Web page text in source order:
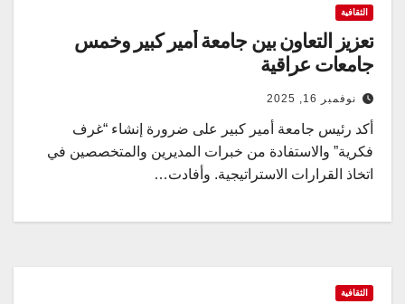
الثقافية
تعزيز التعاون بين جامعة أمير كبير وخمس
جامعات عراقية
نوفمبر 16, 2025
أكد رئيس جامعة أمير كبير على ضرورة إنشاء “غرف
فكرية” والاستفادة من خبرات المديرين والمتخصصين في
اتخاذ القرارات الاستراتيجية. وأفادت…
الثقافية